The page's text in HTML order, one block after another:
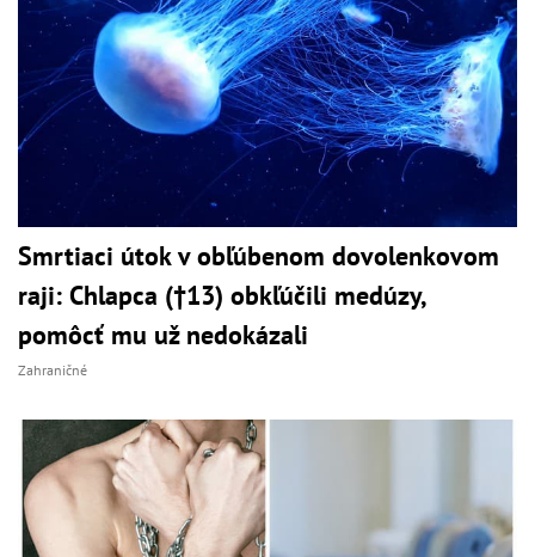
Smrtiaci útok v obľúbenom dovolenkovom
raji: Chlapca (†13) obkľúčili medúzy,
pomôcť mu už nedokázali
Zahraničné